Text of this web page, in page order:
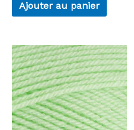
Ajouter au panier